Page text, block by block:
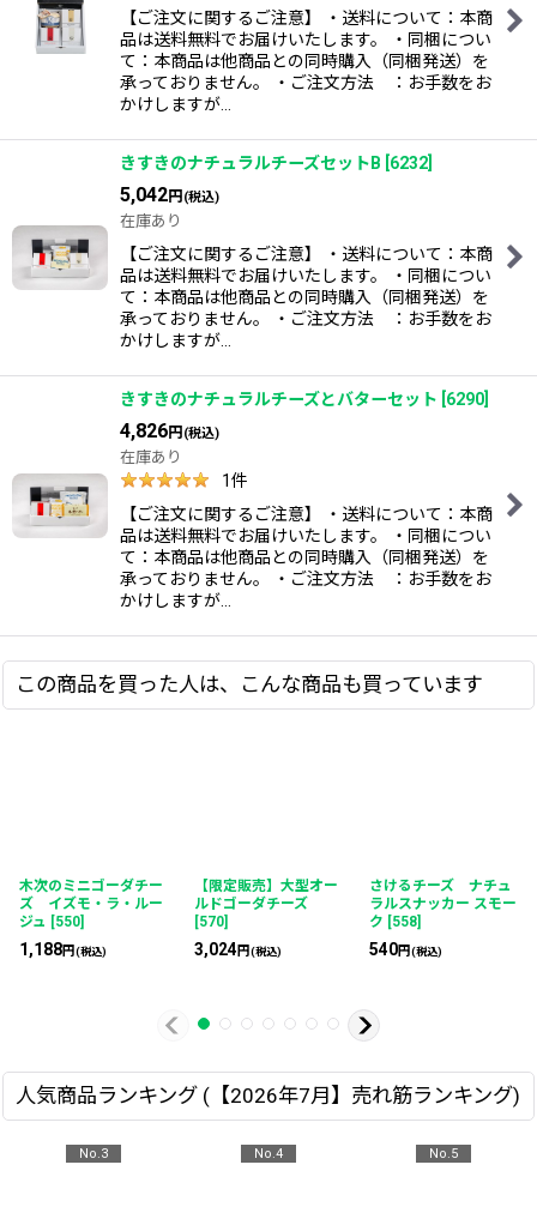
【ご注文に関するご注意】 ・送料について：本商
品は送料無料でお届けいたします。 ・同梱につい
て：本商品は他商品との同時購入（同梱発送）を
承っておりません。 ・ご注文方法 ：お手数をお
かけしますが…
きすきのナチュラルチーズセットB 6232
5,042円 (税込)
在庫あり
【ご注文に関するご注意】 ・送料について：本商
品は送料無料でお届けいたします。 ・同梱につい
て：本商品は他商品との同時購入（同梱発送）を
承っておりません。 ・ご注文方法 ：お手数をお
かけしますが…
きすきのナチュラルチーズとバターセット 6290
4,826円 (税込)
在庫あり
1件
【ご注文に関するご注意】 ・送料について：本商
品は送料無料でお届けいたします。 ・同梱につい
て：本商品は他商品との同時購入（同梱発送）を
承っておりません。 ・ご注文方法 ：お手数をお
かけしますが…
この商品を買った人は、こんな商品も買っています
しろうさぎの豆乳1ケ
ース（18本入り）
[746]
木次ノンホモ牛乳(ビ
ン・瓶) 900ml
764
きすきのナチュラルチ
ーズセットA [6251]
7,472
人気商品ランキング (【2026年7月】売れ筋ランキング)
No.3 No.4 No.5